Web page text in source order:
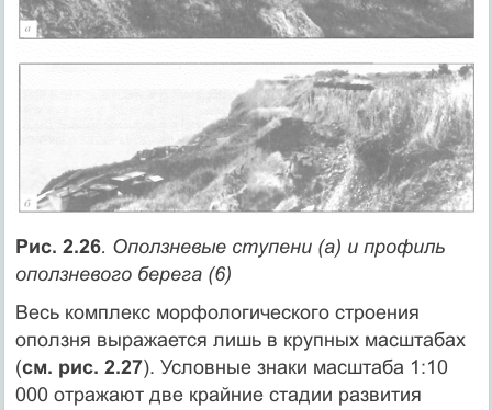
Рис. 2.26. Оползневые ступени (а) и профиль
оползневого берега (6)
Весь комплекс морфологического строения
оползня выражается лишь в крупных масштабах
(см. рис. 2.27). Условные знаки масштаба 1:10
000 отражают две крайние стадии развития